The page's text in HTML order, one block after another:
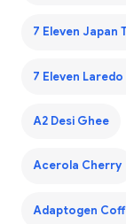
7 Eleven Japan
7 Eleven
A2 Desi Ghee
Acerola Cherry
Adaptogen